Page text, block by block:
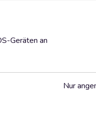
Geräten an
Nur